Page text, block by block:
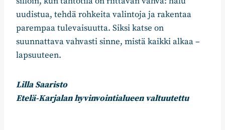
uudistua, tehdä rohkeita valintoja ja rakentaa
parempaa tulevaisuutta. Siksi katse on
suunnattava vahvasti sinne, mistä kaikki alkaa –
lapsuuteen.
Lilla Saaristo
Etelä-Karjalan hyvinvointialueen valtuutettu